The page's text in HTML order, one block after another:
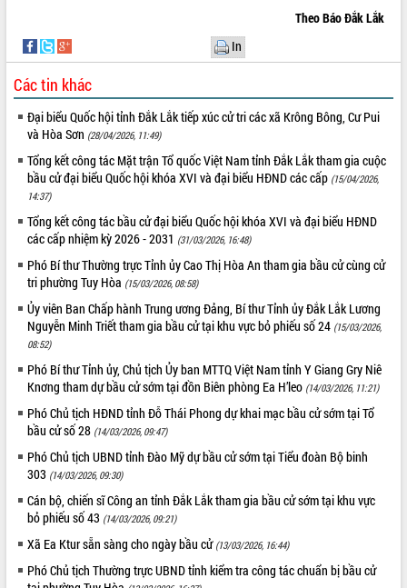
Theo Báo Đắk Lắk
In
Các tin khác
Đại biểu Quốc hội tỉnh Đắk Lắk tiếp xúc cử tri các xã Krông Bông, Cư Pui
và Hòa Sơn (28/04/2026, 11:49)
Tổng kết công tác Mặt trận Tổ quốc Việt Nam tỉnh Đắk Lắk tham gia cuộc
bầu cử đại biểu Quốc hội khóa XVI và đại biểu HĐND các cấp (15/04/2026,
14:37)
Tổng kết công tác bầu cử đại biểu Quốc hội khóa XVI và đại biểu HĐND
các cấp nhiệm kỳ 2026 - 2031 (31/03/2026, 16:48)
Phó Bí thư Thường trực Tỉnh ủy Cao Thị Hòa An tham gia bầu cử cùng cử
tri phường Tuy Hòa (15/03/2026, 08:58)
Ủy viên Ban Chấp hành Trung ương Đảng, Bí thư Tỉnh ủy Đắk Lắk Lương
Nguyễn Minh Triết tham gia bầu cử tại khu vực bỏ phiếu số 24 (15/03/2026,
08:52)
Phó Bí thư Tỉnh ủy, Chủ tịch Ủy ban MTTQ Việt Nam tỉnh Y Giang Gry Niê
Knơng tham dự bầu cử sớm tại đồn Biên phòng Ea H’leo (14/03/2026, 11:21)
Phó Chủ tịch HĐND tỉnh Đỗ Thái Phong dự khai mạc bầu cử sớm tại Tổ
bầu cử số 28 (14/03/2026, 09:47)
Phó Chủ tịch UBND tỉnh Đào Mỹ dự bầu cử sớm tại Tiểu đoàn Bộ binh
303 (14/03/2026, 09:30)
Cán bộ, chiến sĩ Công an tỉnh Đắk Lắk tham gia bầu cử sớm tại khu vực
bỏ phiếu số 43 (14/03/2026, 09:21)
Xã Ea Ktur sẵn sàng cho ngày bầu cử (13/03/2026, 16:44)
Phó Chủ tịch Thường trực UBND tỉnh kiểm tra công tác chuẩn bị bầu cử